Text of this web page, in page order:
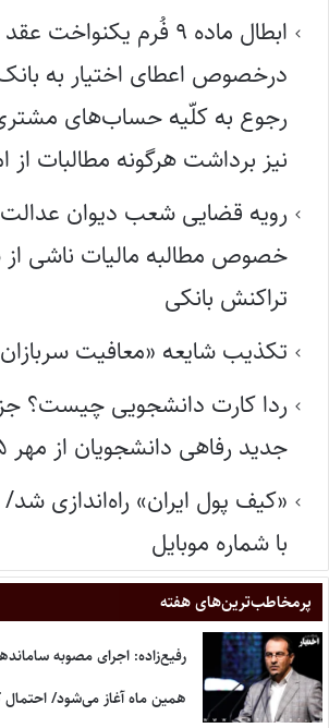
ابطال ماده ۹ فُرم
درخصوص اعطای اختیار به
رجوع به کلّیه حساب‌های
نیز برداشت هرگونه مطالبات از
رویه قضایی شعب دیوان عدالت
خصوص مطالبه مالیات ناشی از
تراکنش بانکی
تکذیب شایعه «معافیت
ردا کارت دانشجویی چیست؟
جدید رفاهی دانشجویان از مهر ۱۴۰۵
«کیف پول ایران» راه‌اندازی شد/
با شماره موبایل
پر‌مخاطب‌ترین‌های هفته
رفیع‌زاده: اجرای مصوبه
همین ماه آغاز می‌شود/ احتمال